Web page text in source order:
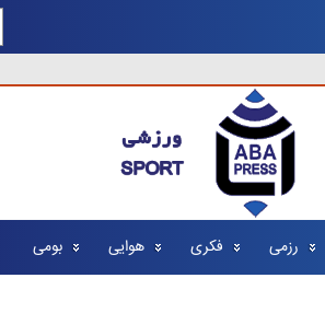
رزمی فکری هوایی بومی